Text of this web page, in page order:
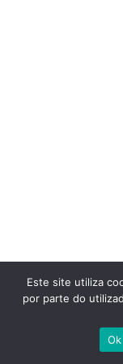
Este site utiliza
por parte do
Ok